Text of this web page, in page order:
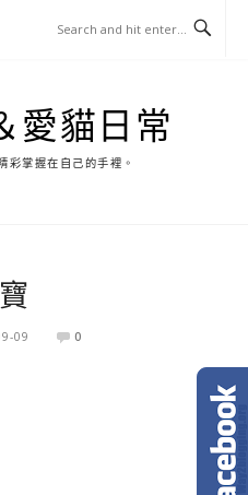
愛貓日常
彩掌握在自己的手裡。
09 0